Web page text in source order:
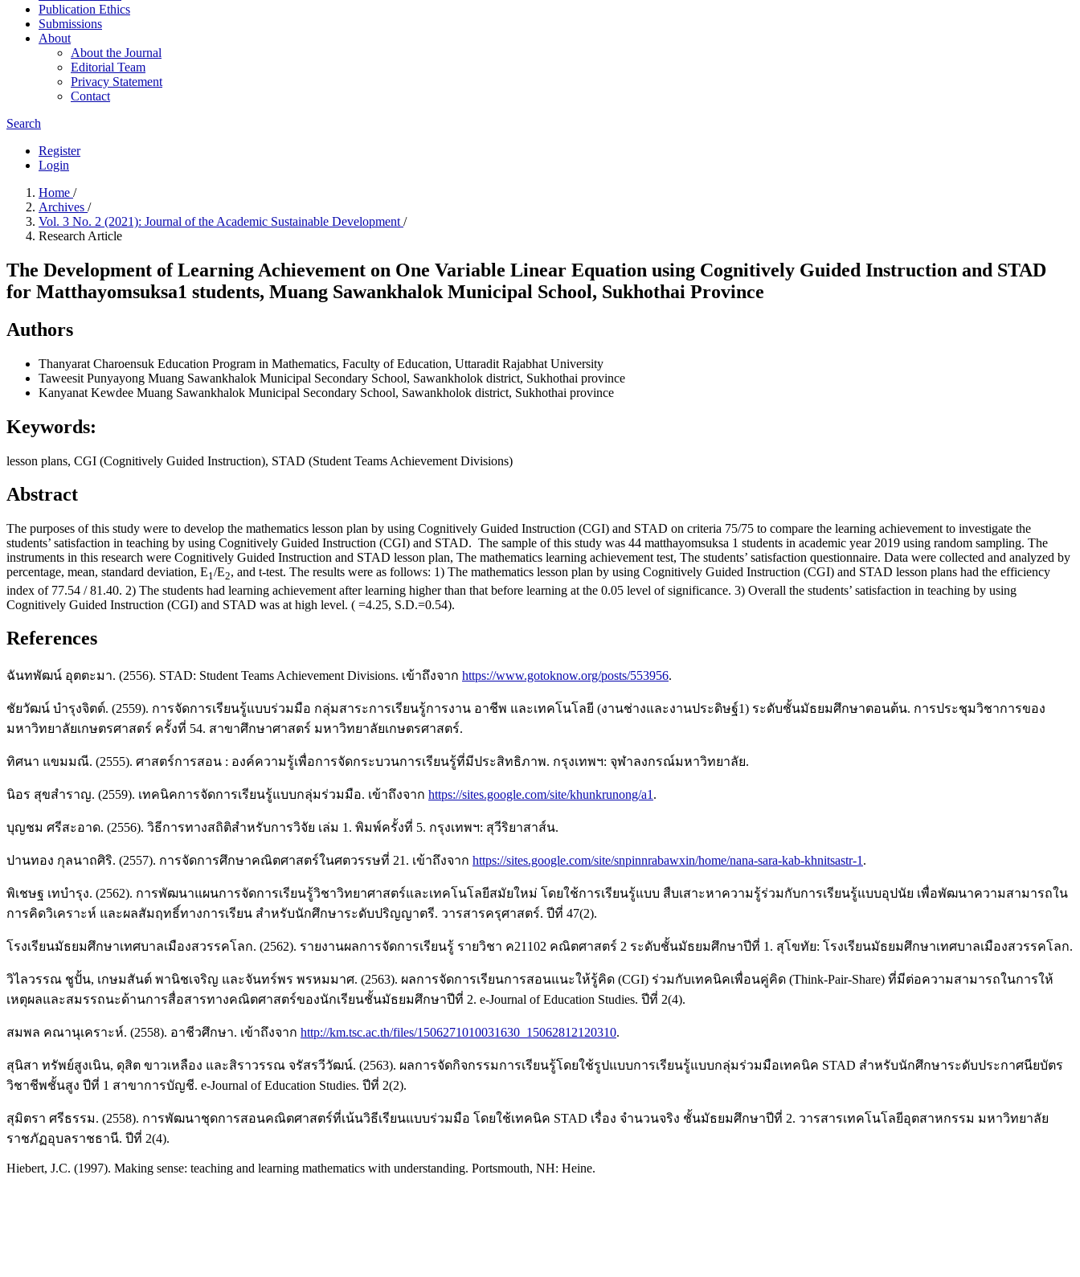
Publication Ethics
Submissions
About
About the Journal
Editorial Team
Privacy Statement
Contact
Search
Register
Login
Home /
Archives /
Vol. 3 No. 2 (2021): Journal of the Academic Sustainable Development /
Research Article
The Development of Learning Achievement on One Variable Linear Equation using Cognitively Guided Instruction and STAD
for Matthayomsuksa1 students, Muang Sawankhalok Municipal School, Sukhothai Province
Authors
Thanyarat Charoensuk Education Program in Mathematics, Faculty of Education, Uttaradit Rajabhat University
Taweesit Punyayong Muang Sawankhalok Municipal Secondary School, Sawankholok district, Sukhothai province
Kanyanat Kewdee Muang Sawankhalok Municipal Secondary School, Sawankholok district, Sukhothai province
Keywords:
lesson plans, CGI (Cognitively Guided Instruction), STAD (Student Teams Achievement Divisions)
Abstract
The purposes of this study were to develop the mathematics lesson plan by using Cognitively Guided Instruction (CGI) and STAD on criteria 75/75 to compare the learning achievement to investigate the
students’ satisfaction in teaching by using Cognitively Guided Instruction (CGI) and STAD. The sample of this study was 44 matthayomsuksa 1 students in academic year 2019 using random sampling. The
instruments in this research were Cognitively Guided Instruction and STAD lesson plan, The mathematics learning achievement test, The students’ satisfaction questionnaire. Data were collected and analyzed by
percentage, mean, standard deviation, E1/E2, and t-test. The results were as follows: 1) The mathematics lesson plan by using Cognitively Guided Instruction (CGI) and STAD lesson plans had the efficiency
index of 77.54 / 81.40. 2) The students had learning achievement after learning higher than that before learning at the 0.05 level of significance. 3) Overall the students’ satisfaction in teaching by using
Cognitively Guided Instruction (CGI) and STAD was at high level. ( =4.25, S.D.=0.54).
References
ฉันทพัฒน์ อุตตะมา. (2556). STAD: Student Teams Achievement Divisions. เข้าถึงจาก https://www.gotoknow.org/posts/553956.
ชัยวัฒน์ บำรุงจิตต์. (2559). การจัดการเรียนรู้แบบร่วมมือ กลุ่มสาระการเรียนรู้การงาน อาชีพ และเทคโนโลยี (งานช่างและงานประดิษฐ์1) ระดับชั้นมัธยมศึกษาตอนต้น. การประชุมวิชาการของ
มหาวิทยาลัยเกษตรศาสตร์ ครั้งที่ 54. สาขาศึกษาศาสตร์ มหาวิทยาลัยเกษตรศาสตร์.
ทิศนา แขมมณี. (2555). ศาสตร์การสอน : องค์ความรู้เพื่อการจัดกระบวนการเรียนรู้ที่มีประสิทธิภาพ. กรุงเทพฯ: จุฬาลงกรณ์มหาวิทยาลัย.
นิอร สุขสำราญ. (2559). เทคนิคการจัดการเรียนรู้แบบกลุ่มร่วมมือ. เข้าถึงจาก https://sites.google.com/site/khunkrunong/a1 .
บุญชม ศรีสะอาด. (2556). วิธีการทางสถิติสำหรับการวิจัย เล่ม 1. พิมพ์ครั้งที่ 5. กรุงเทพฯ: สุวีริยาสาส์น.
ปานทอง กุลนาถศิริ. (2557). การจัดการศึกษาคณิตศาสตร์ในศตวรรษที่ 21. เข้าถึงจาก https://sites.google.com/site/snpinnrabawxin/home/nana-sara-kab-khnitsastr-1 .
พิเชษฐ เทบำรุง. (2562). การพัฒนาแผนการจัดการเรียนรู้วิชาวิทยาศาสตร์และเทคโนโลยีสมัยใหม่ โดยใช้การเรียนรู้แบบ สืบเสาะหาความรู้ร่วมกับการเรียนรู้แบบอุปนัย เพื่อพัฒนาความสามารถใน
การคิดวิเคราะห์ และผลสัมฤทธิ์ทางการเรียน สำหรับนักศึกษาระดับปริญญาตรี. วารสารครุศาสตร์. ปีที่ 47(2).
โรงเรียนมัธยมศึกษาเทศบาลเมืองสวรรคโลก. (2562). รายงานผลการจัดการเรียนรู้ รายวิชา ค21102 คณิตศาสตร์ 2 ระดับชั้นมัธยมศึกษาปีที่ 1. สุโขทัย: โรงเรียนมัธยมศึกษาเทศบาลเมืองสวรรคโลก.
วิไลวรรณ ชูปั้น, เกษมสันต์ พานิชเจริญ และจันทร์พร พรหมมาศ. (2563). ผลการจัดการเรียนการสอนแนะให้รู้คิด (CGI) ร่วมกับเทคนิคเพื่อนคู่คิด (Think-Pair-Share) ที่มีต่อความสามารถในการให้
เหตุผลและสมรรถนะด้านการสื่อสารทางคณิตศาสตร์ของนักเรียนชั้นมัธยมศึกษาปีที่ 2. e-Journal of Education Studies. ปีที่ 2(4).
สมพล คณานุเคราะห์. (2558). อาชีวศึกษา. เข้าถึงจาก http://km.tsc.ac.th/files/1506271010031630_15062812120310.
สุนิสา ทรัพย์สูงเนิน, ดุสิต ขาวเหลือง และสิราวรรณ จรัสรวีวัฒน์. (2563). ผลการจัดกิจกรรมการเรียนรู้โดยใช้รูปแบบการเรียนรู้แบบกลุ่มร่วมมือเทคนิค STAD สำหรับนักศึกษาระดับประกาศนียบัตร
วิชาชีพชั้นสูง ปีที่ 1 สาขาการบัญชี. e-Journal of Education Studies. ปีที่ 2(2).
สุมิตรา ศรีธรรม. (2558). การพัฒนาชุดการสอนคณิตศาสตร์ที่เน้นวิธีเรียนแบบร่วมมือ โดยใช้เทคนิค STAD เรื่อง จำนวนจริง ชั้นมัธยมศึกษาปีที่ 2. วารสารเทคโนโลยีอุตสาหกรรม มหาวิทยาลัย
ราชภัฏอุบลราชธานี. ปีที่ 2(4).
Hiebert, J.C. (1997). Making sense: teaching and learning mathematics with understanding. Portsmouth, NH: Heine.